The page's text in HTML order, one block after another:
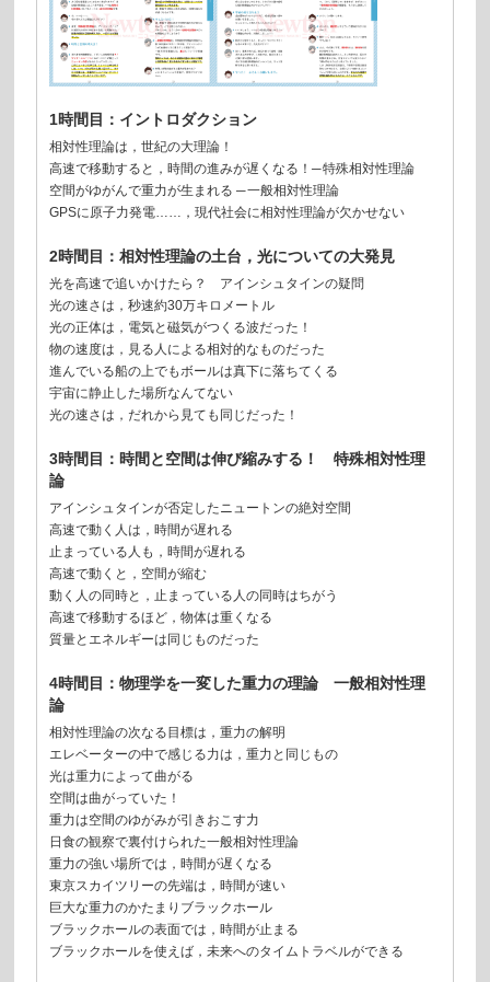
1時間目：イントロダクション
相対性理論は，世紀の大理論！
高速で移動すると，時間の進みが遅くなる！─ 特殊相対性理論
空間がゆがんで重力が生まれる ─ 一般相対性理論
GPSに原子力発電……，現代社会に相対性理論が欠かせない
2時間目：相対性理論の土台，光についての大発見
光を高速で追いかけたら？ アインシュタインの疑問
光の速さは，秒速約30万キロメートル
光の正体は，電気と磁気がつくる波だった！
物の速度は，見る人による相対的なものだった
進んでいる船の上でもボールは真下に落ちてくる
宇宙に静止した場所なんてない
光の速さは，だれから見ても同じだった！
3時間目：時間と空間は伸び縮みする！ 特殊相対性理
論
アインシュタインが否定したニュートンの絶対空間
高速で動く人は，時間が遅れる
止まっている人も，時間が遅れる
高速で動くと，空間が縮む
動く人の同時と，止まっている人の同時はちがう
高速で移動するほど，物体は重くなる
質量とエネルギーは同じものだった
4時間目：物理学を一変した重力の理論 一般相対性理
論
相対性理論の次なる目標は，重力の解明
エレベーターの中で感じる力は，重力と同じもの
光は重力によって曲がる
空間は曲がっていた！
重力は空間のゆがみが引きおこす力
日食の観察で裏付けられた一般相対性理論
重力の強い場所では，時間が遅くなる
東京スカイツリーの先端は，時間が速い
巨大な重力のかたまりブラックホール
ブラックホールの表面では，時間が止まる
ブラックホールを使えば，未来へのタイムトラベルができる